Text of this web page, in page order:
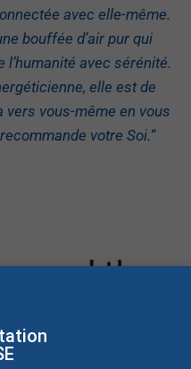
avec elle-même.
bouffée d’air pur qui
avec sérénité.
elle est de
vous-même en vous
votre Soi.“